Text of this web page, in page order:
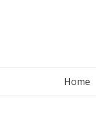
Home